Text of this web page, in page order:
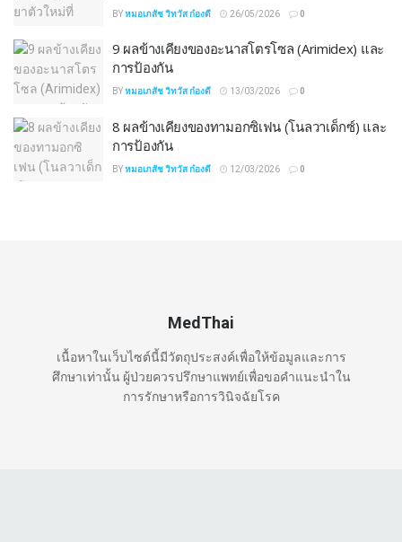
BYหมอเภสัช วิทวัส ก๋องดี 26/05/2026 0
9 ผลข้างเคียงของอะนาสโตรโซล (Arimidex) และ
การป้องกัน
BYหมอเภสัช วิทวัส ก๋องดี 13/03/2026 0
8 ผลข้างเคียงของทามอกซิเฟน (โนลวาเด็กซ์) และ
การป้องกัน
BYหมอเภสัช วิทวัส ก๋องดี 12/03/2026 0
MedThai
เนื้อหาในเว็บไซต์นี้มีวัตถุประสงค์เพื่อให้ข้อมูลและการ
ศึกษาเท่านั้น ผู้ป่วยควรปรึกษาแพทย์เพื่อขอคำแนะนำใน
การรักษาหรือการวินิจฉัยโรค